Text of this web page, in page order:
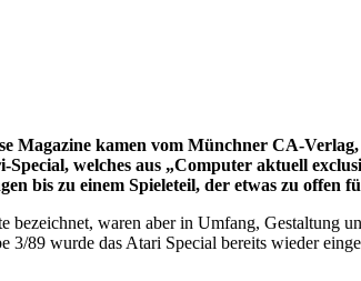
Magazine kamen vom Münchner CA-
welches aus „Computer aktuell
bis zu einem Spieleteil, der etwas zu offen
waren aber in Umfang, Gestaltung
89 wurde das Atari Special bereits wieder